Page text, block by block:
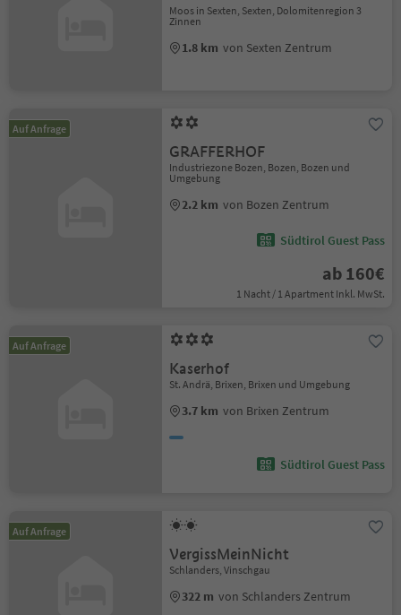
Moos in Sexten, Sexten, Dolomitenregion 3
Zinnen
1.8 km von Sexten Zentrum
Auf Anfrage
GRAFFERHOF
Industriezone Bozen, Bozen, Bozen und
Umgebung
2.2 km von Bozen Zentrum
Südtirol Guest Pass
ab 160€
1 Nacht / 1 Apartment Inkl. MwSt.
Auf Anfrage
Kaserhof
St. Andrä, Brixen, Brixen und Umgebung
3.7 km von Brixen Zentrum
Südtirol Guest Pass
Auf Anfrage
VergissMeinNicht
Schlanders, Vinschgau
322 m von Schlanders Zentrum